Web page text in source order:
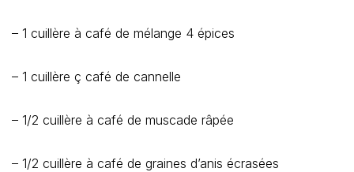
– 1 cuillère à café de mélange 4 épices
– 1 cuillère ç café de cannelle
– 1/2 cuillère à café de muscade râpée
– 1/2 cuillère à café de graines d’anis écrasées